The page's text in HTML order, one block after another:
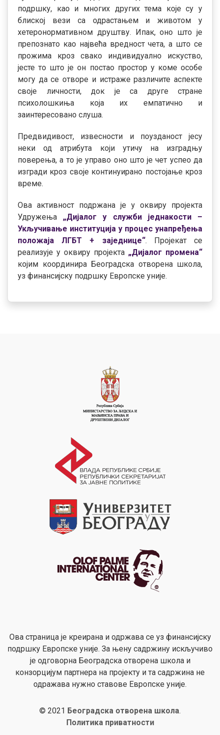
подршку, као и многих других тема које су у
блиској вези са одрастањем и животом у
хетеронормативном друштву. Ипак, оно што је
препознато као највећа вредност чета, а што се
прожима кроз свако индивидуално искуство,
јесте то што је он постао простор у коме особе
могу да се отворе и истраже различите аспекте
своје личности, док је са друге стране
психолошкиња која их емпатично и
заинтересовано слуша.
Предвидивост, извесности и поузданост јесу
неки од атрибута који утичу на изградњу
поверења, а то је управо оно што је чет успео да
изгради кроз своје континуирано постојање кроз
време.
Ова активност подржана је у оквиру пројекта
Удружења „Дијалог у служби једнакости –
Укључивање институција у процес унапређења
положаја ЛГБТ + заједнице“. Пројекат се
реализује у оквиру пројекта „Дијалог промена“
којим координира Београдска отворена школа,
уз финансијску подршку Европске уније.
Ова страница је креирана и одржава се уз финансијску
подршку Европске уније. За њену садржину искључиво
је одговорна Београдска отворена школа и
конзорцијум партнера на пројекту и та садржина не
одражава нужно ставове Европске уније.
© 2021 Београдска отворена школа.
Политика приватности